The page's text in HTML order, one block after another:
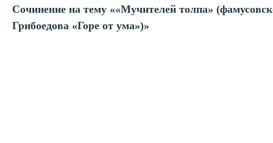
Сочинение на тему ««Мучителей толпа»
Грибоедова «Горе от ума»)»